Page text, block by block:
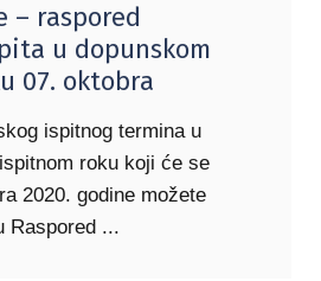
– raspored
u dopunskom
07. oktobra
ispitnog termina u
roku koji će se
2020. godine možete
Raspored